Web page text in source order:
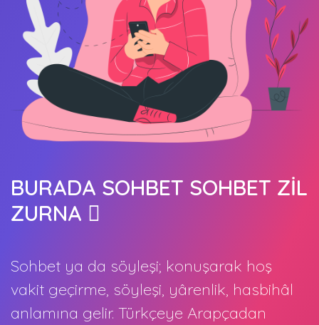
BURADA SOHBET SOHBET ZİL
ZURNA
Sohbet ya da söyleşi; konuşarak hoş
vakit geçirme, söyleşi, yârenlik, hasbihâl
anlamına gelir. Türkçeye Arapçadan